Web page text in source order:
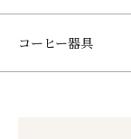
コーヒー器具